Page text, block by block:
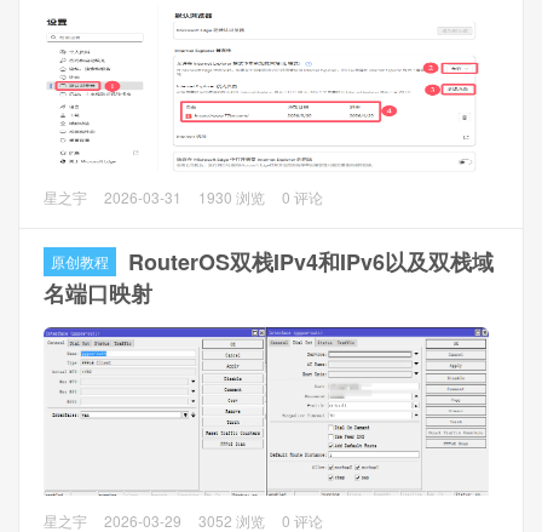
卡)。 net::ERR_CERT_INVALID
解决方法一
在报错网页的空白处点击下，输入thisisunsafe（一串字母，
输入时不会显示，输完自动刷新进入）即可。
问题描述
政府网站还需要使用Internet Explorer（IE）访问（使用U
盾）老网站/ActiveX页面等。
解决方法
1、EDGE设置 ⇒ 默认浏览器，允许在Internet Explorer模式
下重新加载网站（IE模式）改为
允许，再点击 添加页面，输
入要使用IE的网址（如https://www.77bx.com，下图），然后
PS：会有30天的有效期，到期后再添加页面，属系统限制。
星之宇 2026-03-31 1930 浏览 0 评论
原创教程
RouterOS双栈IPv4和IPv6以及双栈域
名端口映射
本文主要是讲双栈公网IPv4和IPv6以及配合域名解析双栈
星之宇 2026-03-29 3052 浏览 0 评论